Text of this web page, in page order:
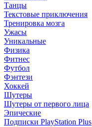
Танцы
Текстовые приключения
Тренировка мозга
Ужасы
Уникальные
Физика
Фитнес
Футбол
Фэнтези
Хоккей
Шутеры
Шутеры от первого лица
Эпические
Подписки PlayStation Plus